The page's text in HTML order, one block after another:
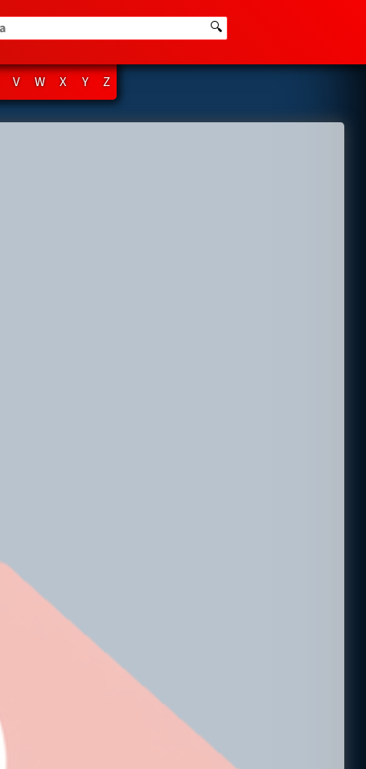
🔍
V W X Y Z